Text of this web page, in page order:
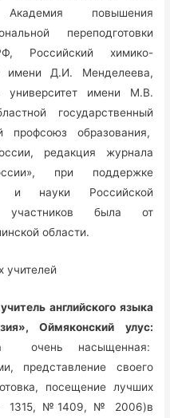
повышения
переподготовки
Российский химико-
имени Д.И. Менделеева,
университет имени М.В.
государственный
профсоюз образования,
редакция журнала
при поддержке
и науки Российской
была от
области.
учителей
английского языка
Оймяконский улус:
очень насыщенная:
представление своего
посещение лучших
1315, №1409, № 2006)в